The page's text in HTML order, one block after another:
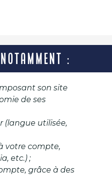
:
son site
de ses
(langue utilisée,
votre compte,
etc.) ;
grâce à des